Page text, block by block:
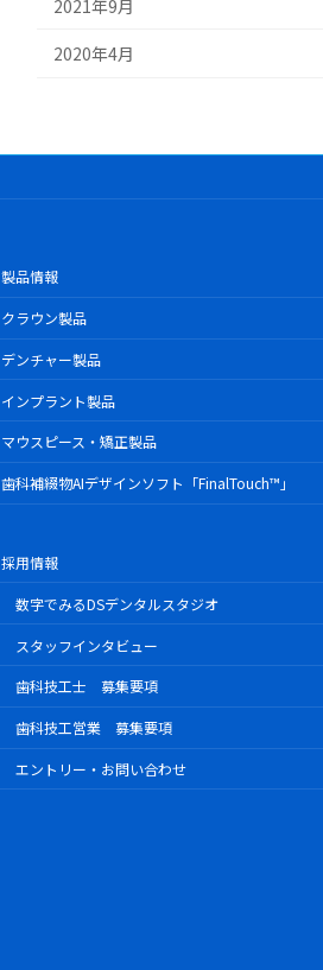
2021年9月
2020年4月
製品情報
クラウン製品
デンチャー製品
インプラント製品
マウスピース・矯正製品
歯科補綴物AIデザインソフト「FinalTouch™」
採用情報
数字でみるDSデンタルスタジオ
スタッフインタビュー
歯科技工士 募集要項
歯科技工営業 募集要項
エントリー・お問い合わせ